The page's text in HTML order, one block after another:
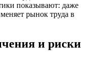
показывают: даже
рынок труда в
и риски